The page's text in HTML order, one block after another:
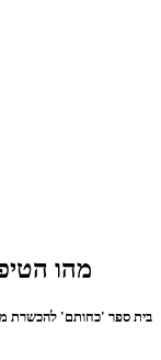
מהו
בית ספר 'כחותם' להכשרת